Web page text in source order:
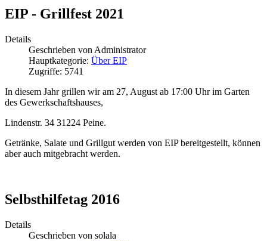
EIP - Grillfest 2021
Details
Geschrieben von Administrator
Hauptkategorie: Über EIP
Zugriffe: 5741
In diesem Jahr grillen wir am 27, August ab 17:00 Uhr im Garten
des Gewerkschaftshauses,
Lindenstr. 34 31224 Peine.
Getränke, Salate und Grillgut werden von EIP bereitgestellt, können
aber auch mitgebracht werden.
Selbsthilfetag 2016
Details
Geschrieben von solala